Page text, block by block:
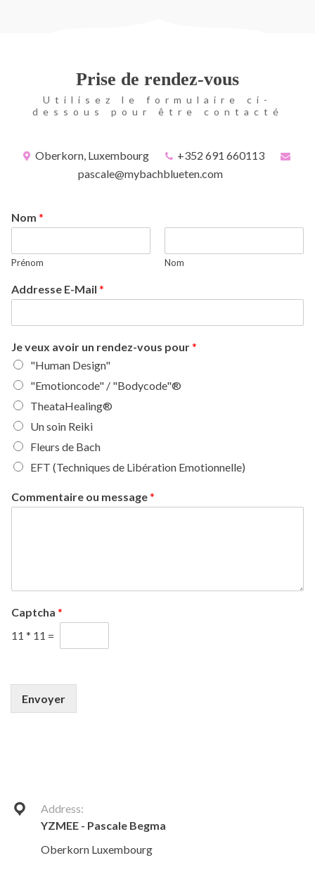
Prise de rendez-vous
Utilisez le formulaire ci-
dessous pour être contacté
Oberkorn, Luxembourg
+352 691 660113
pascale@mybachblueten.com
Nom *
Prénom Nom
Addresse E-Mail *
Je veux avoir un rendez-vous pour*
"Human Design"
"Emotioncode" / "Bodycode"®
TheataHealing®
Un soin Reiki
Fleurs de Bach
EFT (Techniques de Libération Emotionnelle)
Commentaire ou message*
Captcha *
11 * 11 =
Envoyer
Address:
YZMEE - Pascale Begma
Oberkorn Luxembourg